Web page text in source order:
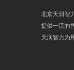
北京天润智
提供一流的
天润智力为